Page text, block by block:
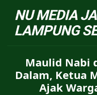
Maulid Nabi
Dalam, Ketua
Ajak